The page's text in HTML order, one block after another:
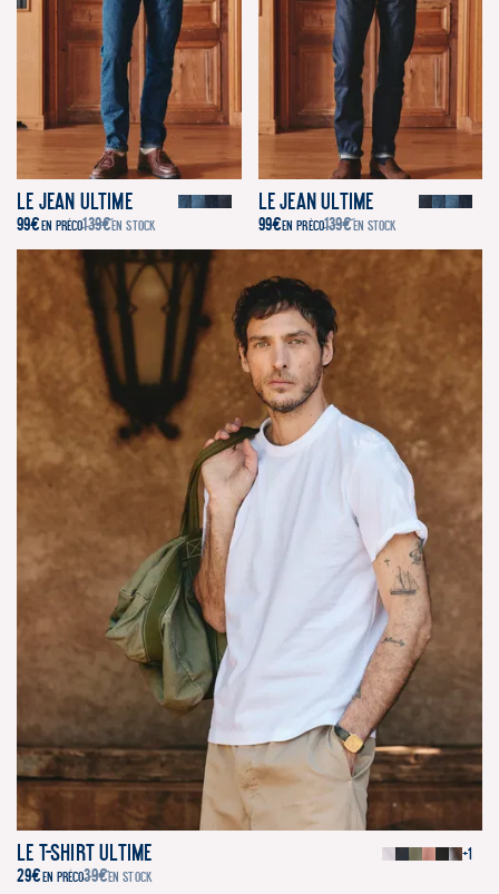
Le Jean Ultime
99€EN PRÉCO139€EN STOCK
Le Jean Ultime
99€EN PRÉCO139€EN STOCK
Le T-Shirt Ultime +1
29€ EN PRÉCO39€EN STOCK